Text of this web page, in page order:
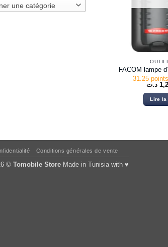
une catégorie
FACOM lampe
31.25
د.ت
Lire la
Conditions générales de vente
© Tomobile Store Made in Tunisia with ♥